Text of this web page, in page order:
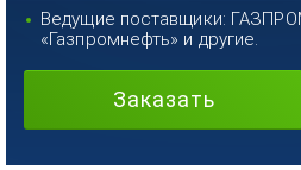
Ведущие поставщики:
«Газпромнефть» и другие.
Заказать